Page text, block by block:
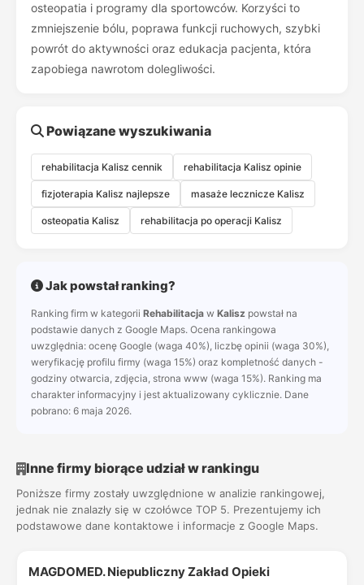
osteopatia i programy dla sportowców. Korzyści to
zmniejszenie bólu, poprawa funkcji ruchowych, szybki
powrót do aktywności oraz edukacja pacjenta, która
zapobiega nawrotom dolegliwości.
Powiązane wyszukiwania
rehabilitacja Kalisz cennik rehabilitacja Kalisz opinie
fizjoterapia Kalisz najlepsze masaże lecznicze Kalisz
osteopatia Kalisz rehabilitacja po operacji Kalisz
Jak powstał ranking?
Ranking firm w kategorii Rehabilitacja w Kalisz powstał na
podstawie danych z Google Maps. Ocena rankingowa
uwzględnia: ocenę Google (waga 40%), liczbę opinii (waga 30%),
weryfikację profilu firmy (waga 15%) oraz kompletność danych -
godziny otwarcia, zdjęcia, strona www (waga 15%). Ranking ma
charakter informacyjny i jest aktualizowany cyklicznie. Dane
pobrano: 6 maja 2026.
Inne firmy biorące udział w rankingu
Poniższe firmy zostały uwzględnione w analizie rankingowej,
jednak nie znalazły się w czołówce TOP 5. Prezentujemy ich
podstawowe dane kontaktowe i informacje z Google Maps.
MAGDOMED. Niepubliczny Zakład Opieki